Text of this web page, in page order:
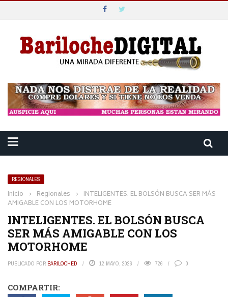
REGIONALES
Inicio › Regionales › INTELIGENTES. EL BOLSÓN BUSCA SER MÁS
AMIGABLE CON LOS MOTORHOME
INTELIGENTES. EL BOLSÓN BUSCA
SER MÁS AMIGABLE CON LOS
MOTORHOME
PUBLICADO POR BARILOCHED 12 MAYO, 2026 726 0
COMPARTIR: